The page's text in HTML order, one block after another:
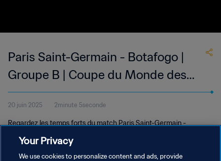
Paris Saint-Germain - Botafogo |
Groupe B | Coupe du Monde des
Clubs de la FIFA 2025™ | Temps
forts
20 juin 2025 2minute 5seconde
Regardez les temps forts du match Paris Saint-Germain -
19 juin à 18h (heure locale).
Your Privacy
We use cookies to personalize content and ads, provide